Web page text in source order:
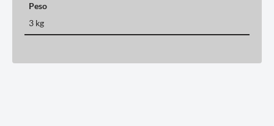
Peso
3 kg